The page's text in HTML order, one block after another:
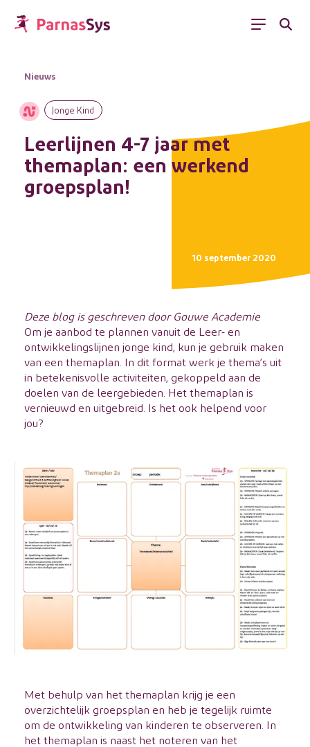
Nieuws
Jonge Kind
Leerlijnen 4-7 jaar met
themaplan: een werkend
groepsplan!
10 september 2020
Deze blog is geschreven door Gouwe Academie
Om je aanbod te plannen vanuit de Leer- en
ontwikkelingslijnen jonge kind, kun je gebruik maken
van een themaplan. In dit format werk je thema’s uit
in betekenisvolle activiteiten, gekoppeld aan de
doelen van de leergebieden. Het themaplan is
vernieuwd en uitgebreid. Is het ook helpend voor
jou?
Met behulp van het themaplan krijg je een
overzichtelijk groepsplan en heb je tegelijk ruimte
om de ontwikkeling van kinderen te observeren. In
het themaplan is naast het noteren van het